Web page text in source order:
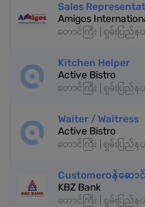
Sales
Amigos
တောင်ကြီး | ရှမ်းပြည်
Kitchen Helper
Active Bistro
တောင်ကြီး | ရှမ်းပြည်
Waiter / Waitress
Active Bistro
တောင်ကြီး | ရှမ်းပြည်
Customerဝန်ဆော
KBZ Bank
တောင်ကြီး | ရှမ်းပြည်